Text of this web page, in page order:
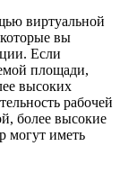
виртуальной
вы
Если
площади,
высоких
рабочей
более высокие
могут иметь